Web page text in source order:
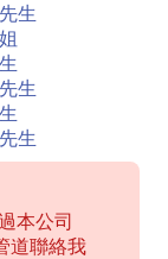
生
生
生
本公司
道聯絡我